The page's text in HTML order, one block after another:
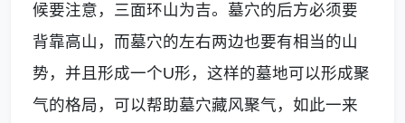
候要注意，三面环山为吉。墓穴的后方必须要
背靠高山，而墓穴的左右两边也要有相当的山
势，并且形成一个U形，这样的墓地可以形成聚
气的格局，可以帮助墓穴藏风聚气，如此一来